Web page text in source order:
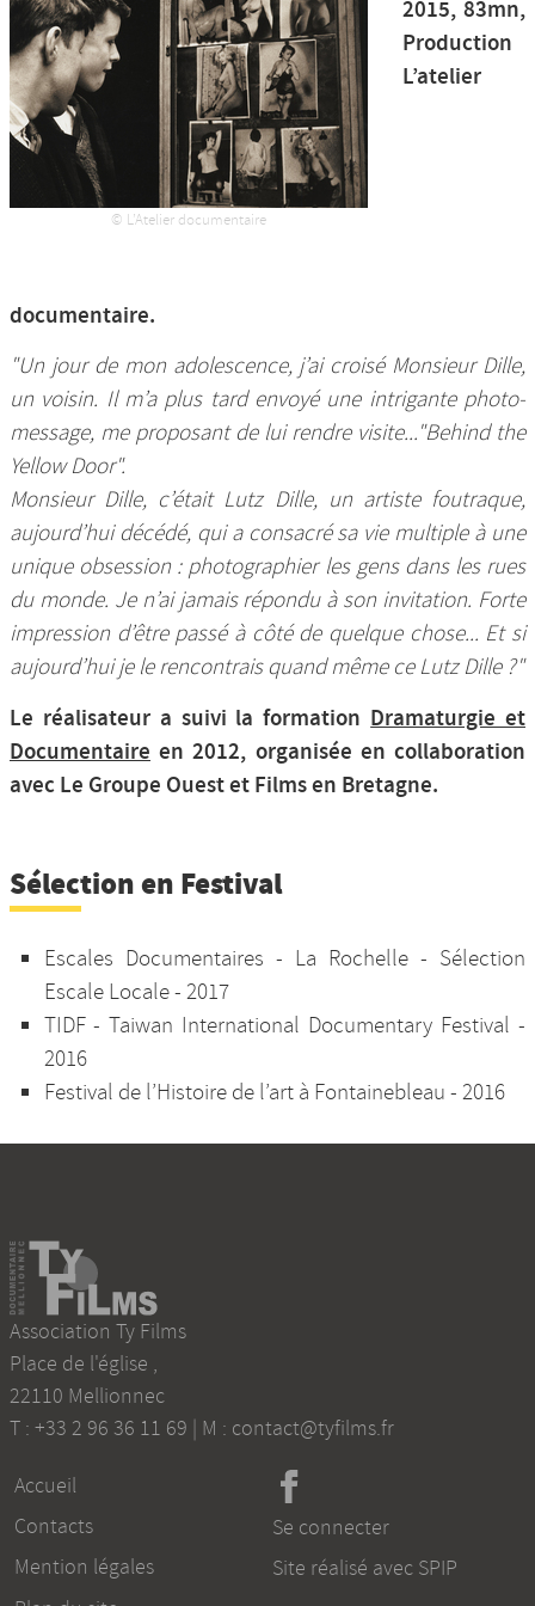
Nos productions et +
© L’Atelier documentaire
2015, 83mn,
Production
L’atelier
documentaire.
"Un jour de mon adolescence, j’ai croisé Monsieur Dille,
un voisin. Il m’a plus tard envoyé une intrigante photo-
message, me proposant de lui rendre visite..."Behind the
Yellow Door".
Monsieur Dille, c’était Lutz Dille, un artiste foutraque,
aujourd’hui décédé, qui a consacré sa vie multiple à une
unique obsession : photographier les gens dans les rues
du monde. Je n’ai jamais répondu à son invitation. Forte
impression d’être passé à côté de quelque chose... Et si
aujourd’hui je le rencontrais quand même ce Lutz Dille ?"
Le réalisateur a suivi la formation Dramaturgie et
Documentaire en 2012, organisée en collaboration
avec Le Groupe Ouest et Films en Bretagne.
Sélection en Festival
Escales Documentaires - La Rochelle - Sélection
Escale Locale - 2017
TIDF - Taiwan International Documentary Festival -
2016
Festival de l’Histoire de l’art à Fontainebleau - 2016
Association Ty Films
Place de l'église ,
22110 Mellionnec
T : +33 2 96 36 11 69 | M : contact@tyfilms.fr
Accueil
Contacts
Mention légales
Se connecter
Site réalisé avec SPIP